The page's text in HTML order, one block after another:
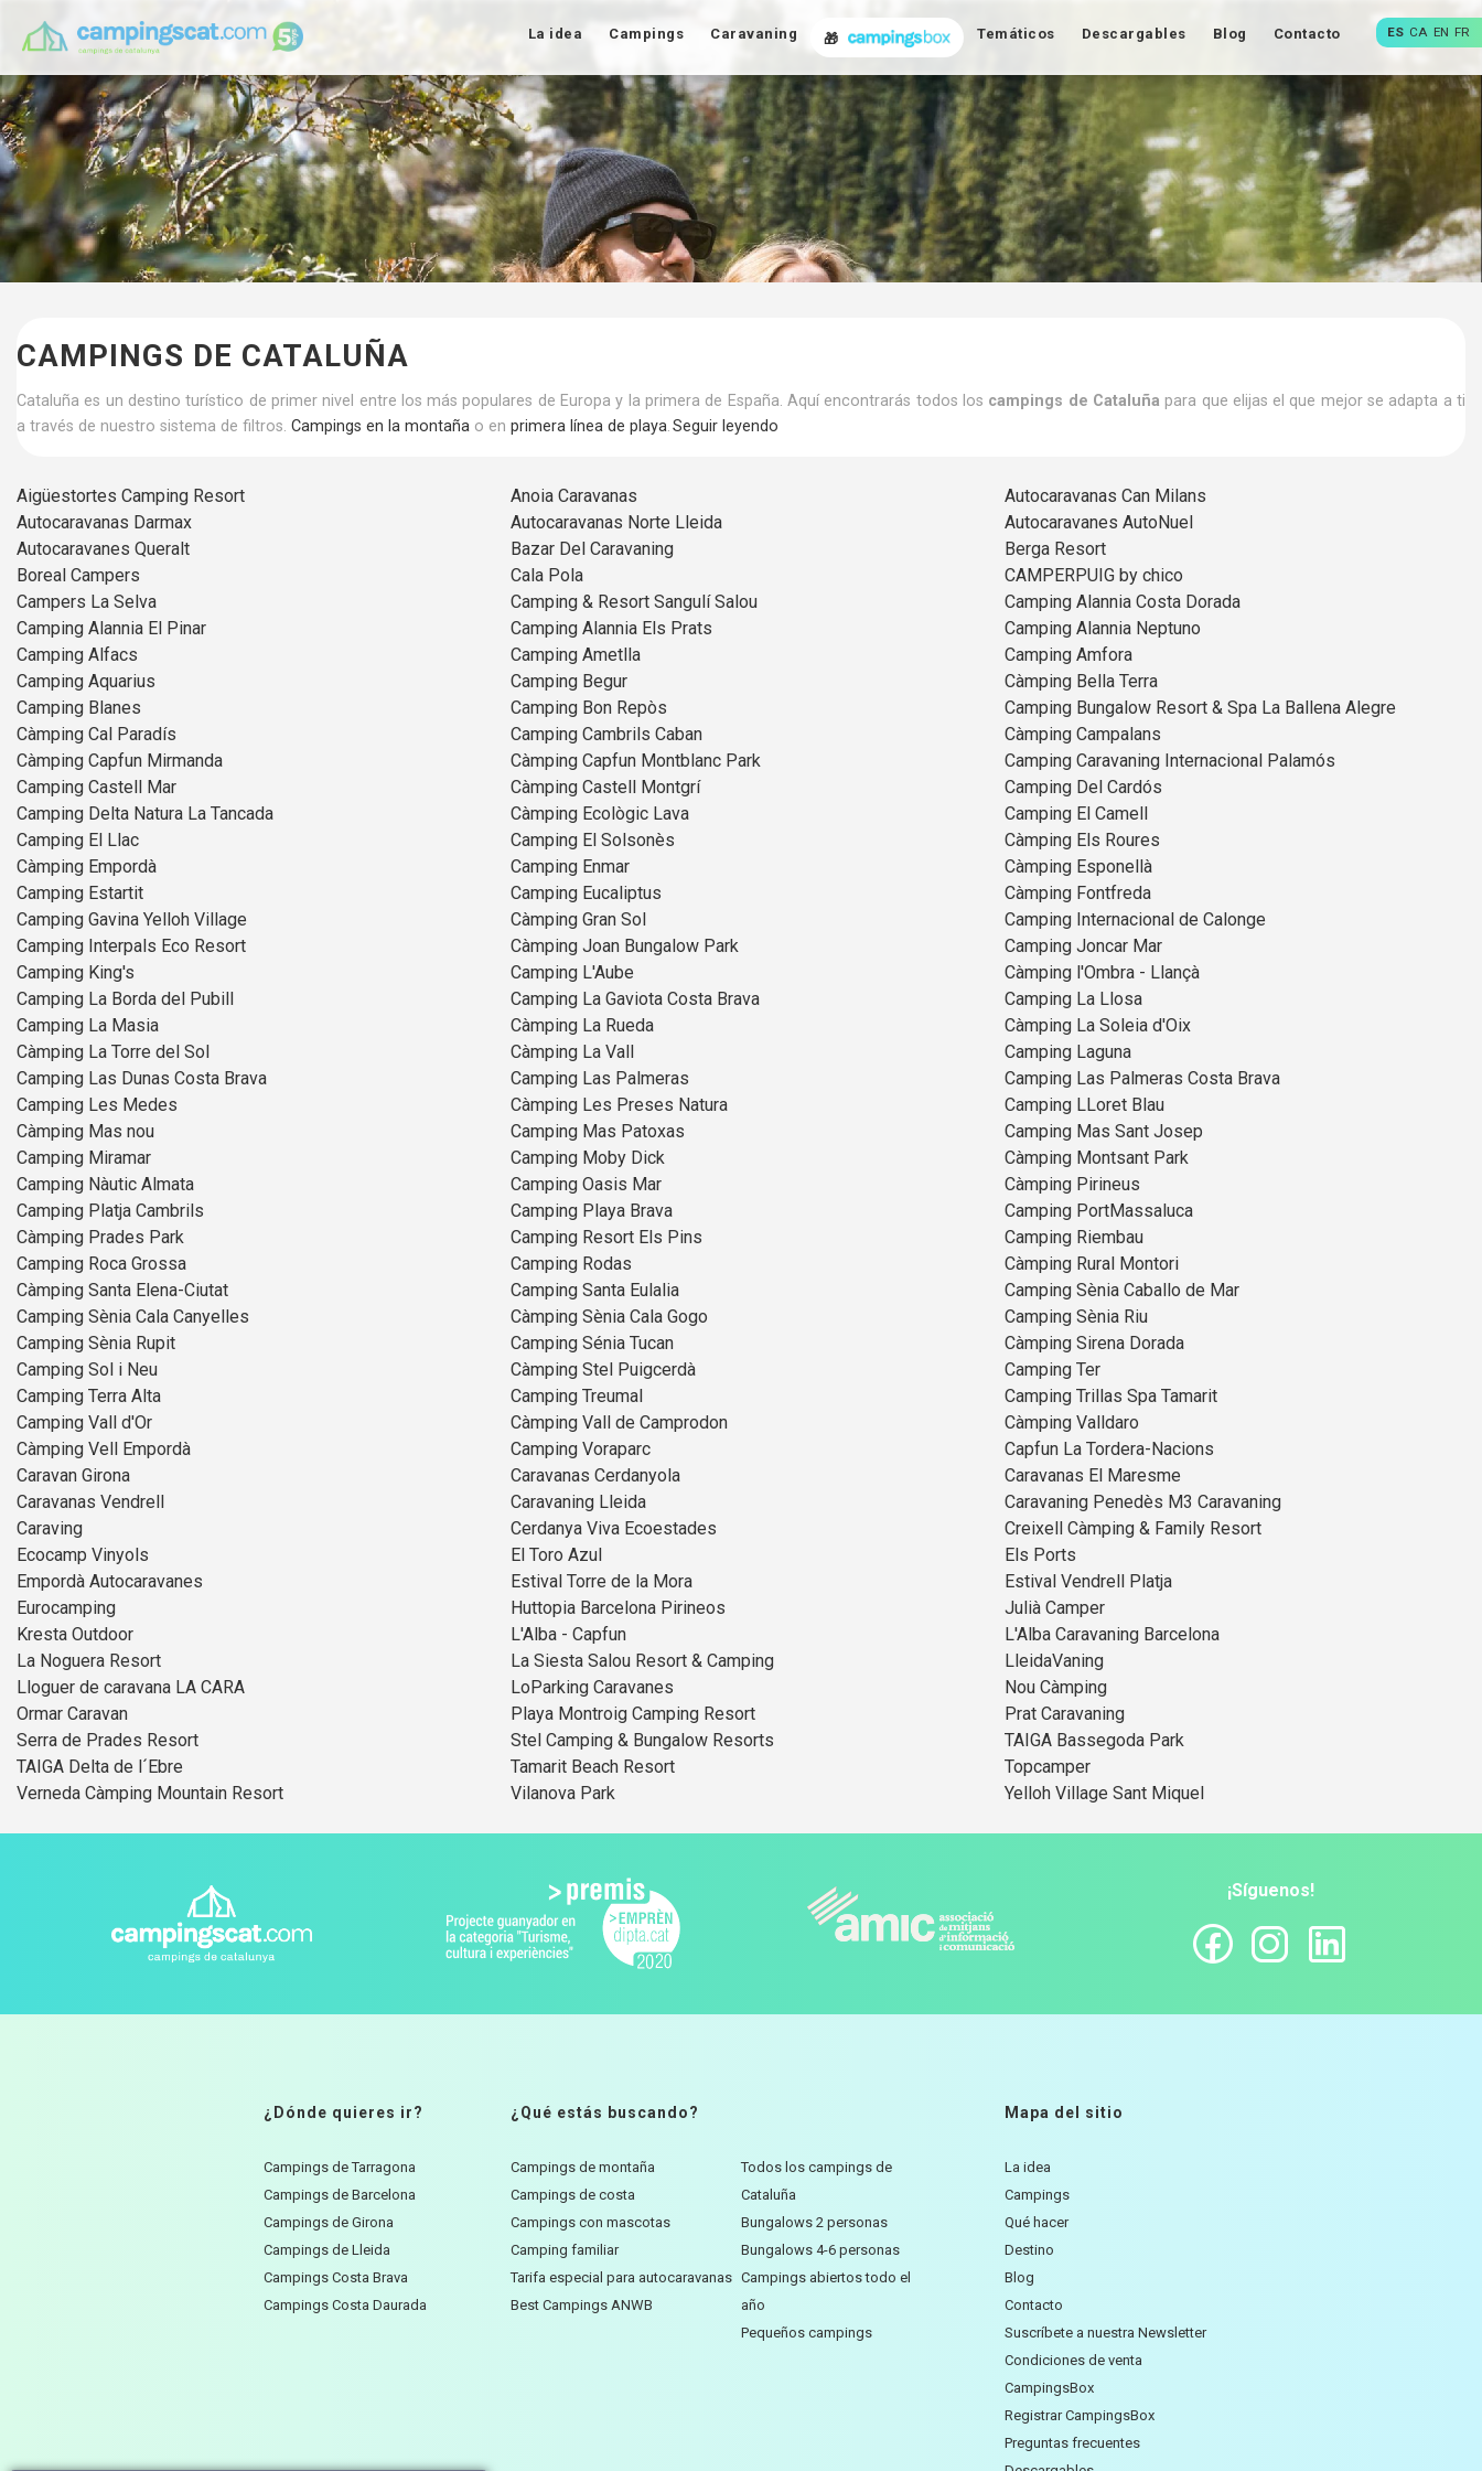
La idea Campings Caravaning 🎁 Temáticos Descargables Blog Contacto ES CA EN FR
CAMPINGS DE CATALUÑA
Cataluña es un destino turístico de primer nivel entre los más populares de Europa y la primera de España. Aquí encontrarás todos los campings de Cataluña para que elijas el que mejor se adapta a ti
a través de nuestro sistema de filtros. Campings en la montaña o en primera línea de playa.Seguir leyendo
Aigüestortes Camping Resort Anoia Caravanas
Autocaravanas Can Milans
Autocaravanas Darmax
Autocaravanas Norte Lleida
Autocaravanes AutoNuel
Autocaravanes Queralt
Bazar Del Caravaning
Berga Resort
Boreal Campers
Cala Pola
CAMPERPUIG by chico
Campers La Selva
Camping & Resort Sangulí Salou
Camping Alannia Costa Dorada
Camping Alannia El Pinar
Camping Alannia Els Prats
Camping Alannia Neptuno
Camping Alfacs
Camping Ametlla
Camping Amfora
Camping Aquarius
Camping Begur
Càmping Bella Terra
Camping Blanes
Camping Bon Repòs
Camping Bungalow Resort & Spa La Ballena Alegre
Càmping Cal Paradís
Camping Cambrils Caban
Càmping Campalans
Càmping Capfun Mirmanda
Càmping Capfun Montblanc Park
Camping Caravaning Internacional Palamós
Camping Castell Mar
Càmping Castell Montgrí
Camping Del Cardós
Camping Delta Natura La Tancada
Càmping Ecològic Lava
Camping El Camell
Camping El Llac
Camping El Solsonès
Càmping Els Roures
Càmping Empordà
Camping Enmar
Càmping Esponellà
Camping Estartit
Camping Eucaliptus
Càmping Fontfreda
Camping Gavina Yelloh Village
Càmping Gran Sol
Camping Internacional de Calonge
Camping Interpals Eco Resort
Càmping Joan Bungalow Park
Camping Joncar Mar
Camping King's
Camping L'Aube
Càmping l'Ombra - Llançà
Camping La Borda del Pubill
Camping La Gaviota Costa Brava
Camping La Llosa
Camping La Masia
Càmping La Rueda
Càmping La Soleia d'Oix
Càmping La Torre del Sol
Càmping La Vall
Camping Laguna
Camping Las Dunas Costa Brava
Camping Las Palmeras
Camping Las Palmeras Costa Brava
Camping Les Medes
Càmping Les Preses Natura
Camping LLoret Blau
Càmping Mas nou
Camping Mas Patoxas
Camping Mas Sant Josep
Camping Miramar
Camping Moby Dick
Càmping Montsant Park
Camping Nàutic Almata
Camping Oasis Mar
Càmping Pirineus
Camping Platja Cambrils
Camping Playa Brava
Camping PortMassaluca
Càmping Prades Park
Camping Resort Els Pins
Camping Riembau
Camping Roca Grossa
Camping Rodas
Càmping Rural Montori
Càmping Santa Elena-Ciutat
Camping Santa Eulalia
Camping Sènia Caballo de Mar
Camping Sènia Cala Canyelles
Càmping Sènia Cala Gogo
Camping Sènia Riu
Camping Sènia Rupit
Camping Sénia Tucan
Càmping Sirena Dorada
Camping Sol i Neu
Càmping Stel Puigcerdà
Camping Ter
Camping Terra Alta
Camping Treumal
Camping Trillas Spa Tamarit
Camping Vall d'Or
Càmping Vall de Camprodon
Càmping Valldaro
Càmping Vell Empordà
Camping Voraparc
Capfun La Tordera-Nacions
Caravan Girona
Caravanas Cerdanyola
Caravanas El Maresme
Caravanas Vendrell
Caravaning Lleida
Caravaning Penedès M3 Caravaning
Caraving
Cerdanya Viva Ecoestades
Creixell Càmping & Family Resort
Ecocamp Vinyols
El Toro Azul
Els Ports
Empordà Autocaravanes
Estival Torre de la Mora
Estival Vendrell Platja
Eurocamping
Huttopia Barcelona Pirineos
Julià Camper
Kresta Outdoor
L'Alba - Capfun
L'Alba Caravaning Barcelona
La Noguera Resort
La Siesta Salou Resort & Camping
LleidaVaning
Lloguer de caravana LA CARA
LoParking Caravanes
Nou Càmping
Ormar Caravan
Playa Montroig Camping Resort
Prat Caravaning
Serra de Prades Resort
Stel Camping & Bungalow Resorts
TAIGA Bassegoda Park
TAIGA Delta de l´Ebre
Tamarit Beach Resort
Topcamper
Verneda Càmping Mountain Resort
Vilanova Park Yelloh Village Sant Miquel
¡Síguenos!
¿Dónde quieres ir?
Campings de Tarragona
Campings de Barcelona
Campings de Girona
Campings de Lleida
Campings Costa Brava
Campings Costa Daurada
¿Qué estás buscando?
Campings de montaña
Campings de costa
Campings con mascotas
Camping familiar
Tarifa especial para autocaravanas
Best Campings ANWB
Todos los campings de
Cataluña
Bungalows 2 personas
Bungalows 4-6 personas
Campings abiertos todo el
año
Pequeños campings
Mapa del sitio
La idea
Campings
Qué hacer
Destino
Blog
Contacto
Suscríbete a nuestra Newsletter
Condiciones de venta
CampingsBox
Registrar CampingsBox
Preguntas frecuentes